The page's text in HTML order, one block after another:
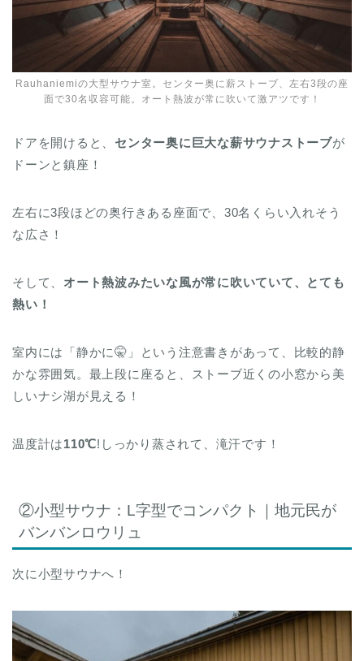
Rauhaniemiの大型サウナ室。センター奥に薪ストーブ、左右3段の座
面で30名収容可能。オート熱波が常に吹いて激アツです！
ドアを開けると、 センター奥に巨大な薪サウナストーブが
ドーンと鎮座！
左右に3段ほどの奥行きある座面で、30名くらい入れそう
な広さ！
そして、 オート熱波みたいな風が常に吹いていて、とても
熱い！
室内には「静かに🤫」という注意書きがあって、比較的静
かな雰囲気。最上段に座ると、ストーブ近くの小窓から美
しいナシ湖が見える！
温度計は110℃!しっかり蒸されて、滝汗です！
②小型サウナ：L字型でコンパクト｜地元民が
バンバンロウリュ
次に小型サウナへ！